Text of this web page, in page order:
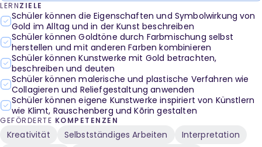
LERNZIELE
Schüler können die Eigenschaften und Symbolwirkung von
Gold im Alltag und in der Kunst beschreiben
Schüler können Goldtöne durch Farbmischung selbst
herstellen und mit anderen Farben kombinieren
Schüler können Kunstwerke mit Gold betrachten,
beschreiben und deuten
Schüler können malerische und plastische Verfahren wie
Collagieren und Reliefgestaltung anwenden
Schüler können eigene Kunstwerke inspiriert von Künstlern
wie Klimt, Rauschenberg und Kōrin gestalten
GEFÖRDERTE KOMPETENZEN
Kreativität Selbstständiges Arbeiten
Interpretation